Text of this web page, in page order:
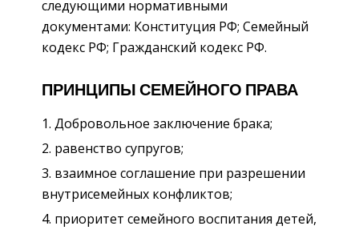
следующими нормативными
документами: Конституция РФ; Семейный
кодекс РФ; Гражданский кодекс РФ.
ПРИНЦИПЫ СЕМЕЙНОГО ПРАВА
Добровольное заключение брака;
равенство супругов;
взаимное соглашение при разрешении
внутрисемейных конфликтов;
приоритет семейного воспитания детей,